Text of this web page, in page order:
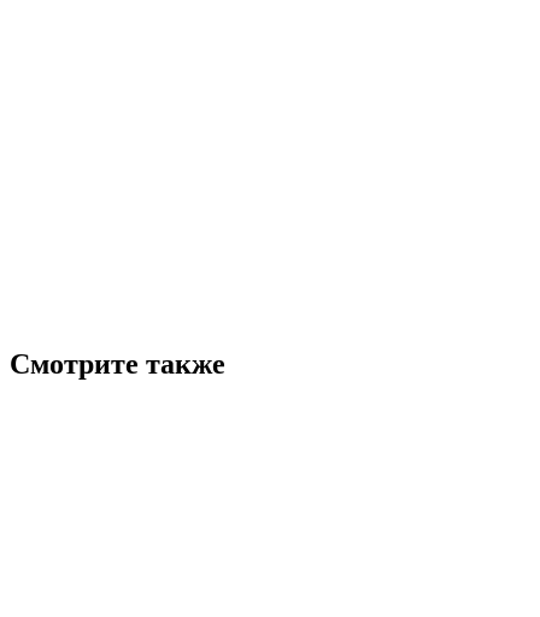
Смотрите также